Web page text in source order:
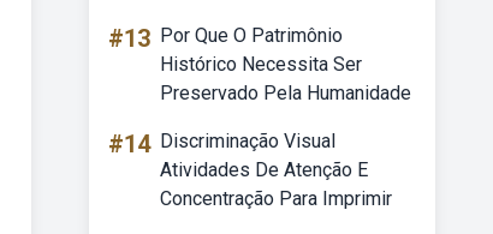
#13 Por Que O Patrimônio
Histórico Necessita Ser
Preservado Pela Humanidade
#14 Discriminação Visual
Atividades De Atenção E
Concentração Para Imprimir